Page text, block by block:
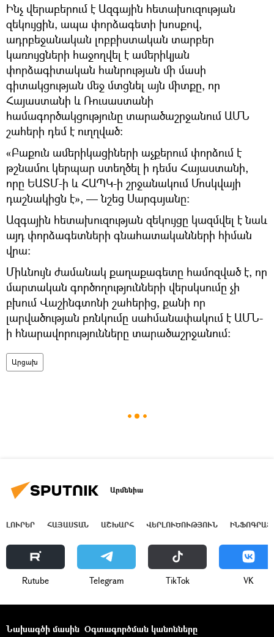
Ինչ վերաբերում է Ազգային հետախուզության
զեկույցին, ապա փորձագետի խոսքով,
ադրբեջանական լոբբիստական տարբեր
կառույցների հաջողվել է ամերիկյան
փորձագիտական հանրության մի մասի
գիտակցության մեջ մտցնել այն միտքը, որ
Հայաստանի և Ռուսաստանի
համագործակցությունը տարածաշրջանում ԱՄՆ
շահերի դեմ է ուղղված։
«Բաքուն ամերիկացիների աչքերում փորձում է
թշնամու կերպար ստեղծել ի դեմս Հայաստանի,
որը ԵԱՏՄ-ի և ՀԱՊԿ-ի շրջանակում Մոսկվայի
դաշնակիցն է», — նշեց Սարգսյանը։
Ազգային հետախուզության զեկույցը կազմվել է նաև
այդ փորձագետների գնահատականների հիման
վրա։
Միևնույն ժամանակ քաղաքագետը համոզված է, որ
մարտական գործողությունների վերսկսումը չի
բխում Վաշինգտոնի շահերից, քանի որ
լարվածության բռնկումը սահմանափակում է ԱՄՆ-
ի հնարավորությունները տարածաշրջանում։
Արցախ
Արմենիա
ԼՈՒՐԵՐ ՀԱՅԱՍՏԱՆ ԱՇԽԱՐՀ ՎԵՐԼՈՒԾՈՒԹՅՈՒՆ
Rutube Telegram ТikТоk VK
Նախագծի մասին Օգտագործման կանոնները